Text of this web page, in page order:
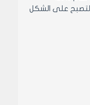
لعام 2013 مع التعديل بدفع السلفة لتصبح على الشكل